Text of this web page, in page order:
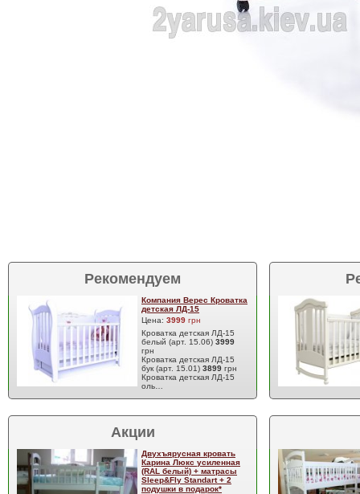
Рекомендуем
Компания Верес Кроватка
детская ЛД-15
Цена: 3999 грн
Кроватка детская ЛД-15
белый (арт. 15.06) 3999
грн
Кроватка детская ЛД-15
бук (арт. 15.01) 3899 грн
Кроватка детская ЛД-15
оль…
Акции
Двухъярусная кровать
Карина Люкс усиленная
(RAL белый) + матрасы
Sleep&Fly Standart + 2
подушки в подарок*